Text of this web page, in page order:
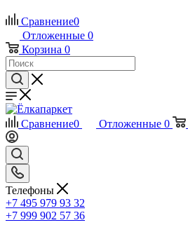
Сравнение0
Отложенные 0
Корзина 0
Сравнение0 Отложенные 0
Телефоны
+7 495 979 93 32
+7 999 902 57 36